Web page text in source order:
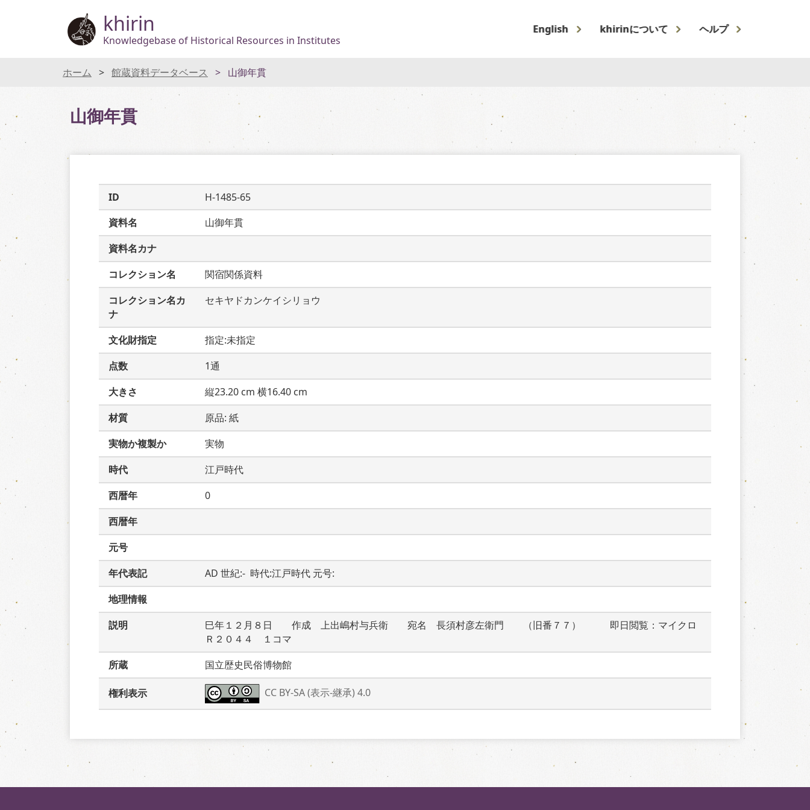
khirin
Knowledgebase of Historical Resources in Institutes
English khirinについて ヘルプ
ホーム 館蔵資料データベース 山御年貫
山御年貫
ID
H-1485-65
資料名
山御年貫
資料名カナ
コレクション名
関宿関係資料
コレクション名カ
ナ
セキヤドカンケイシリョウ
文化財指定
指定:未指定
点数
1通
大きさ
縦23.20 cm 横16.40 cm
材質
原品: 紙
実物か複製か
実物
時代
江戸時代
西暦年
0
西暦年
元号
年代表記
AD 世紀:-  時代:江戸時代 元号:
地理情報
説明
巳年１２月８日　　作成　上出嶋村与兵衛　　宛名　長須村彦左衛門　　（旧番７７）　　　即日閲覧：マイクロ
Ｒ２０４４　１コマ
所蔵
国立歴史民俗博物館
権利表示 CC BY-SA (表示-継承) 4.0